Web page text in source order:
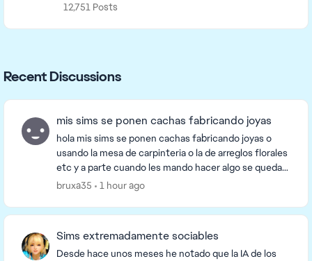
12,751 Posts
Recent Discussions
mis sims se ponen cachas fabricando joyas
hola mis sims se ponen cachas fabricando joyas o
usando la mesa de carpinteria o la de arreglos florales
etc y a parte cuando les mando hacer algo se quedan
parados tardan en moverse y en los ordena...
bruxa35 1 hour ago
Sims extremadamente sociables
Desde hace unos meses he notado que la IA de los